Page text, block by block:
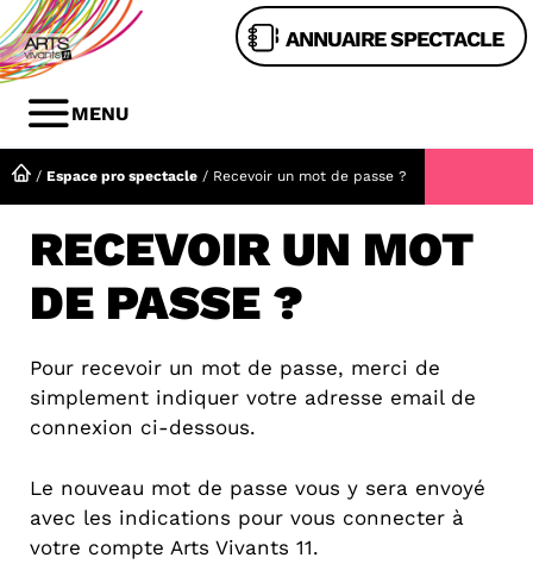
Aller
au
contenu
ANNUAIRE SPECTACLE
MENU
MENU
/ Espace pro spectacle / Recevoir un mot de passe ?
RECEVOIR UN MOT
DE PASSE ?
Pour recevoir un mot de passe, merci de
simplement indiquer votre adresse email de
connexion ci-dessous.
Le nouveau mot de passe vous y sera envoyé
avec les indications pour vous connecter à
votre compte Arts Vivants 11.